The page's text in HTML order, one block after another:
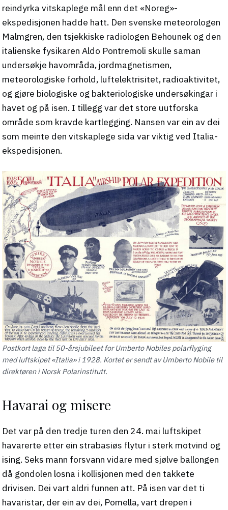
reindyrka vitskaplege mål enn det «Noreg»-
ekspedisjonen hadde hatt. Den svenske meteorologen
Malmgren, den tsjekkiske radiologen Behounek og den
italienske fysikaren Aldo Pontremoli skulle saman
undersøkje havområda, jordmagnetismen,
meteorologiske forhold, luftelektrisitet, radioaktivitet,
og gjøre biologiske og bakteriologiske undersøkingar i
havet og på isen. I tillegg var det store uutforska
område som kravde kartlegging. Nansen var ein av dei
som meinte den vitskaplege sida var viktig ved Italia-
ekspedisjonen.
Postkort laga til 50-årsjubileet for Umberto Nobiles polarflyging
med luftskipet «Italia» i 1928. Kortet er sendt av Umberto Nobile til
direktøren i Norsk Polarinstitutt.
Havarai og misere
Det var på den tredje turen den 24. mai luftskipet
havarerte etter ein strabasiøs flytur i sterk motvind og
ising. Seks mann forsvann vidare med sjølve ballongen
då gondolen losna i kollisjonen med den takkete
drivisen. Dei vart aldri funnen att. På isen var det ti
havaristar, der ein av dei, Pomella, vart drepen i